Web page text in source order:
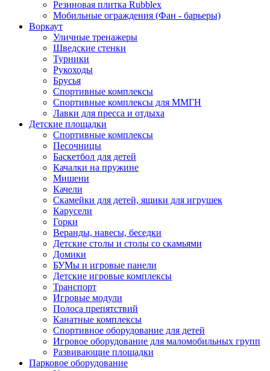
Резиновая плитка Rubblex
Мобильные ограждения (Фан - барьеры)
Воркаут
Уличные тренажеры
Шведские стенки
Турники
Рукоходы
Брусья
Спортивные комплексы
Спортивные комплексы для ММГН
Лавки для пресса и отдыха
Детские площадки
Спортивные комплексы
Песочницы
Баскетбол для детей
Качалки на пружине
Мишени
Качели
Скамейки для детей, ящики для игрушек
Карусели
Горки
Веранды, навесы, беседки
Детские столы и столы со скамьями
Домики
БУМы и игровые панели
Детские игровые комплексы
Транспорт
Игровые модули
Полоса препятствий
Канатные комплексы
Спортивное оборудование для детей
Игровое оборудование для маломобильных групп
Развивающие площадки
Парковое оборудование